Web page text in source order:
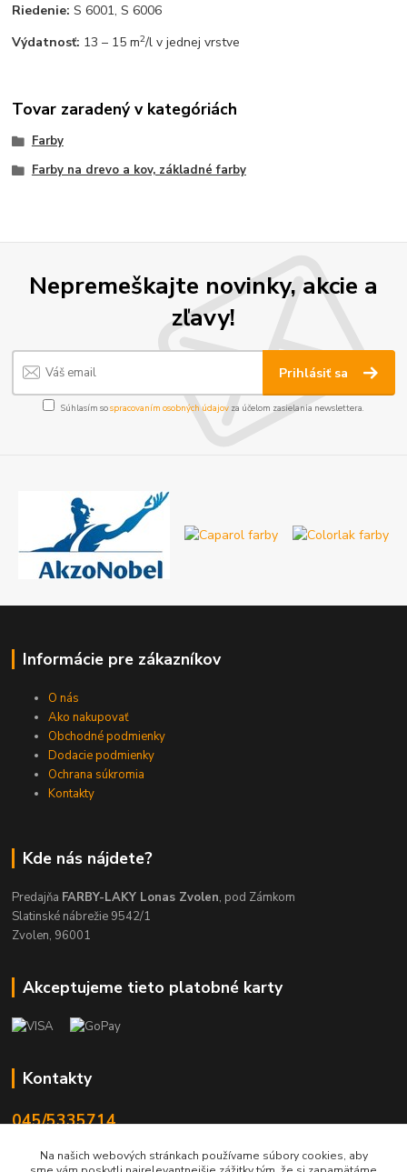
Riedenie:S 6001, S 6006
Výdatnosť: 13 – 15 m2/l v jednej vrstve
Tovar zaradený v kategóriách
Farby
Farby na drevo a kov, základné farby
Nepremeškajte novinky, akcie a
zľavy!
Prihlásiť sa
Súhlasím sospracovaním osobných údajov za účelom zasielania newslettera.
Informácie pre zákazníkov
O nás
Ako nakupovať
Obchodné podmienky
Dodacie podmienky
Ochrana súkromia
Kontakty
Kde nás nájdete?
Predajňa FARBY-LAKY Lonas Zvolen, pod Zámkom
Slatinské nábrežie 9542/1
Zvolen, 96001
Akceptujeme tieto platobné karty
Kontakty
045/5335714
Na našich webových stránkach používame súbory cookies, aby